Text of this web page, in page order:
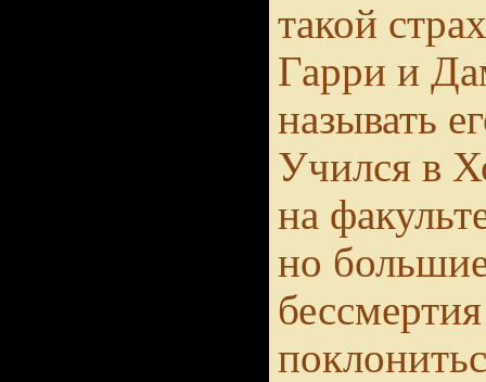
такой
Гарри и
называть
Учился в
на
но